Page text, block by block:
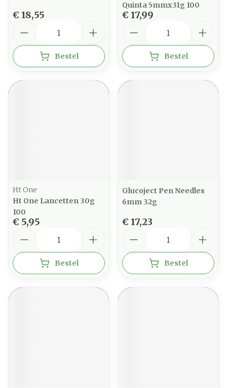
€ 18,55
Bestel
Quinta 5mmx31g 100
€ 17,99
Bestel
Ht One
Ht One Lancetten 30g
100
€ 5,95
Bestel
Glucoject Pen Needles
6mm 32g
€ 17,23
Bestel